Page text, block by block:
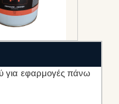
για εφαρμογές πάνω